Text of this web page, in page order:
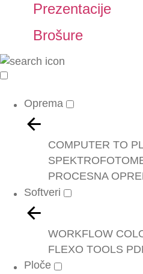
Prezentacije
Brošure
Oprema
COMPUTER TO
PROCESNA
Softveri
WORKFLOW
FLEXO TOOLS
Ploče